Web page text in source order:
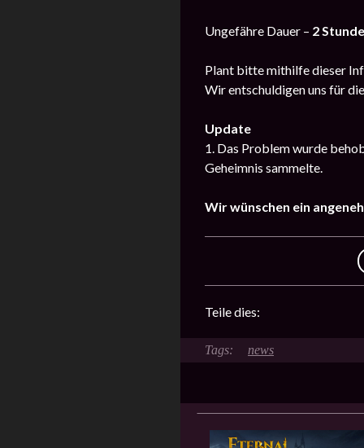
Ungefähre Dauer – 2
Plant bitte mithilfe dieser
Wir entschuldigen uns für
Update
1. Das Problem wurde
Geheimnis sammelte.
Wir wünschen ein
Teile dies:
news